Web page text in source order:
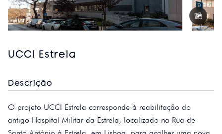
UCCI Estrela
Descrição
O projeto UCCI Estrela corresponde à reabilitação do
antigo Hospital Militar da Estrela, localizado na Rua de